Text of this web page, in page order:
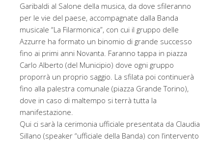
Garibaldi al Salone della musica, da dove sfileranno
per le vie del paese, accompagnate dalla Banda
musicale “La Filarmonica”, con cui il gruppo delle
Azzurre ha formato un binomio di grande successo
fino ai primi anni Novanta. Faranno tappa in piazza
Carlo Alberto (del Municipio) dove ogni gruppo
proporrà un proprio saggio. La sfilata poi continuerà
fino alla palestra comunale (piazza Grande Torino),
dove in caso di maltempo si terrà tutta la
manifestazione.
Qui ci sarà la cerimonia ufficiale presentata da Claudia
Sillano (speaker “ufficiale della Banda) con l’intervento